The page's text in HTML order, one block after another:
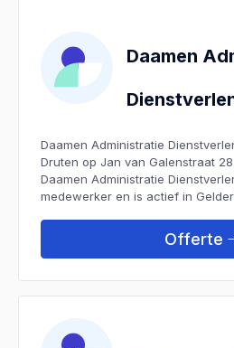
Daamen
Daamen Administratie
Druten op Jan van Galenstraat
Daamen Administratie
medewerker en is actief in
Offerte